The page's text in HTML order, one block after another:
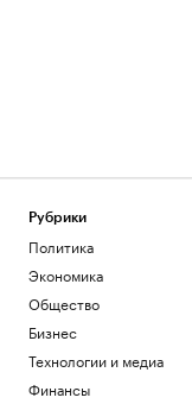
Рубрики
Политика
Экономика
Общество
Бизнес
Технологии и медиа
Финансы